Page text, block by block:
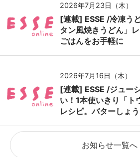
2026年7月23日（木）
[連載] ESSE /冷凍う
タン風焼きうどん」
ごはんをお手軽に
2026年7月16日（木）
[連載] ESSE /ジュー
い！1本使いきり「ト
レシピ。バターしょ
お知らせ一覧へ